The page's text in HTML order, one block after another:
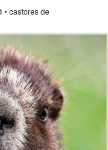
• castores de